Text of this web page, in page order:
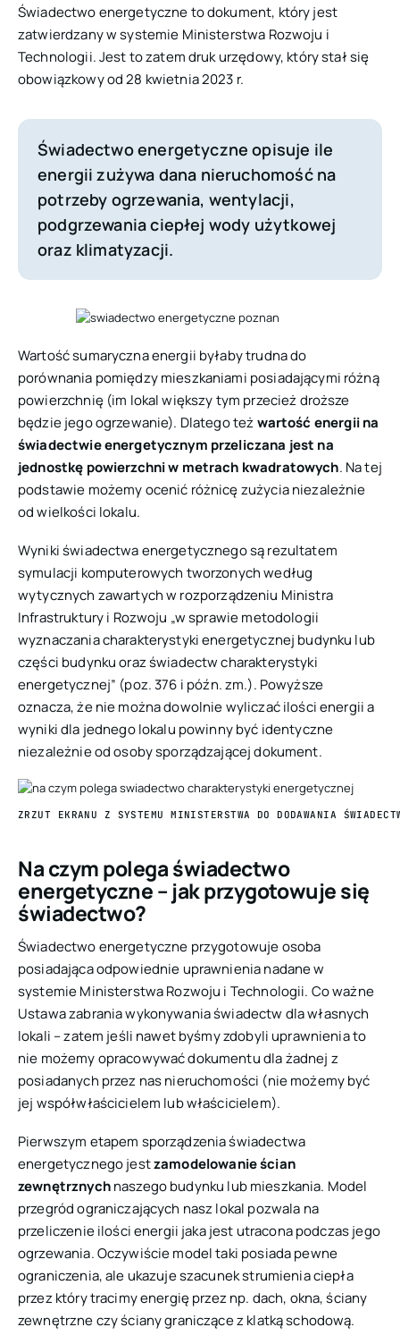
Świadectwo energetyczne to dokument, który jest
zatwierdzany w systemie Ministerstwa Rozwoju i
Technologii. Jest to zatem druk urzędowy, który stał się
obowiązkowy od 28 kwietnia 2023 r.
Świadectwo energetyczne opisuje ile
energii zużywa dana nieruchomość na
potrzeby ogrzewania, wentylacji,
podgrzewania ciepłej wody użytkowej
oraz klimatyzacji.
Wartość sumaryczna energii byłaby trudna do
porównania pomiędzy mieszkaniami posiadającymi różną
powierzchnię (im lokal większy tym przecież droższe
będzie jego ogrzewanie). Dlatego teżwartość energii na
świadectwie energetycznym przeliczana jest na
jednostkę powierzchni w metrach kwadratowych. Na tej
podstawie możemy ocenić różnicę zużycia niezależnie
od wielkości lokalu.
Wyniki świadectwa energetycznego są rezultatem
symulacji komputerowych tworzonych według
wytycznych zawartych w rozporządzeniu Ministra
Infrastruktury i Rozwoju „w sprawie metodologii
wyznaczania charakterystyki energetycznej budynku lub
części budynku oraz świadectw charakterystyki
energetycznej” (poz. 376 i późn. zm.). Powyższe
oznacza, że nie można dowolnie wyliczać ilości energii a
wyniki dla jednego lokalu powinny być identyczne
niezależnie od osoby sporządzającej dokument.
ZRZUT EKRANU Z SYSTEMU MINISTERSTWA DO DODAWANIA
Na czym polega świadectwo
energetyczne – jak przygotowuje się
świadectwo?
Świadectwo energetyczne przygotowuje osoba
posiadająca odpowiednie uprawnienia nadane w
systemie Ministerstwa Rozwoju i Technologii. Co ważne
Ustawa zabrania wykonywania świadectw dla własnych
lokali – zatem jeśli nawet byśmy zdobyli uprawnienia to
nie możemy opracowywać dokumentu dla żadnej z
posiadanych przez nas nieruchomości (nie możemy być
jej współwłaścicielem lub właścicielem).
Pierwszym etapem sporządzenia świadectwa
energetycznego jestzamodelowanie ścian
zewnętrznychnaszego budynku lub mieszkania. Model
przegród ograniczających nasz lokal pozwala na
przeliczenie ilości energii jaka jest utracona podczas jego
ogrzewania. Oczywiście model taki posiada pewne
ograniczenia, ale ukazuje szacunek strumienia ciepła
przez który tracimy energię przez np. dach, okna, ściany
zewnętrzne czy ściany graniczące z klatką schodową.